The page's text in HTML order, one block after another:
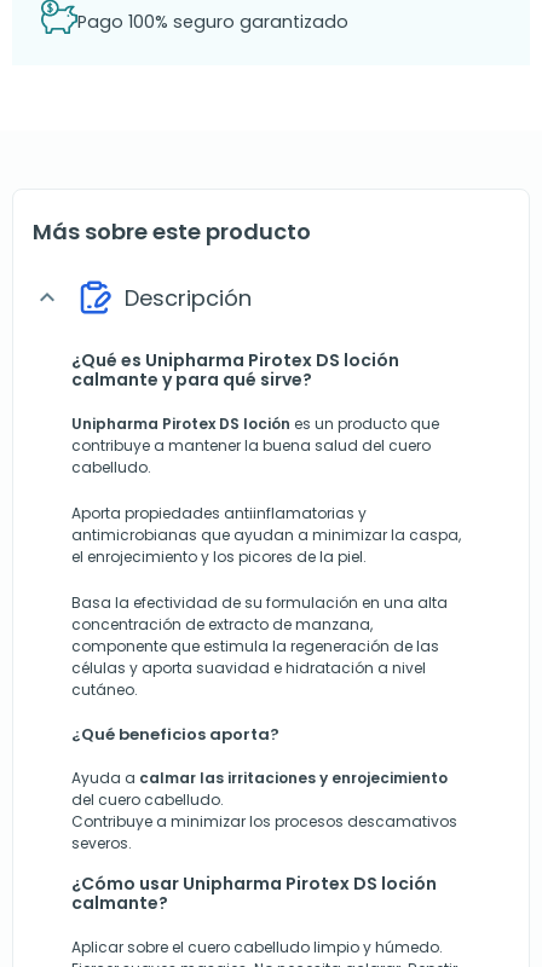
Pago 100% seguro garantizado
Más sobre este producto
expand_more Descripción
¿Qué es Unipharma Pirotex DS loción
calmante y para qué sirve?
Unipharma Pirotex DS loción es un producto que
contribuye a mantener la buena salud del cuero
cabelludo.
Aporta propiedades antiinflamatorias y
antimicrobianas que ayudan a minimizar la caspa,
el enrojecimiento y los picores de la piel.
Basa la efectividad de su formulación en una alta
concentración de extracto de manzana,
componente que estimula la regeneración de las
células y aporta suavidad e hidratación a nivel
cutáneo.
¿Qué beneficios aporta?
Ayuda a calmar las irritaciones y enrojecimiento
del cuero cabelludo.
Contribuye a minimizar los procesos descamativos
severos.
¿Cómo usar Unipharma Pirotex DS loción
calmante?
Aplicar sobre el cuero cabelludo limpio y húmedo.